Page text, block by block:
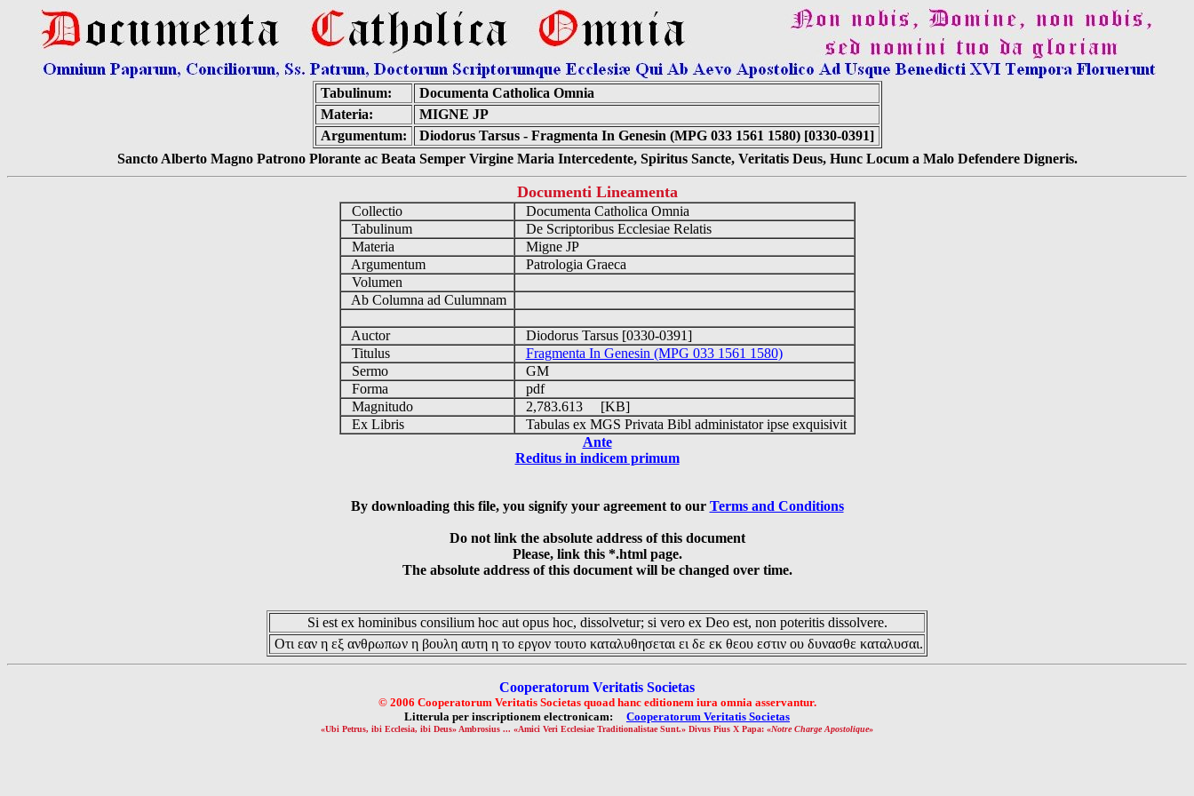
Tabulinum:
Documenta Catholica Omnia
Materia:
MIGNE JP
Argumentum:
Diodorus Tarsus - Fragmenta In Genesin (MPG 033 1561 1580) [0330-0391]
Sancto Alberto Magno Patrono Plorante ac Beata Semper Virgine Maria Intercedente, Spiritus Sancte, Veritatis Deus, Hunc Locum a Malo Defendere Digneris.
Documenti Lineamenta
Collectio
Documenta Catholica Omnia
Tabulinum
De Scriptoribus Ecclesiae Relatis
Materia
Migne JP
Argumentum
Patrologia Graeca
Volumen
Ab Columna ad Culumnam
Auctor
Diodorus Tarsus [0330-0391]
Titulus
Fragmenta In Genesin (MPG 033 1561 1580)
Sermo
GM
Forma
pdf
Magnitudo
2,783.613 [KB]
Ex Libris
Tabulas ex MGS Privata Bibl administator ipse exquisivit
Ante
Reditus in indicem primum
By downloading this file, you signify your agreement to our Terms and Conditions
Do not link the absolute address of this document
Please, link this *.html page.
The absolute address of this document will be changed over time.
Si est ex hominibus consilium hoc aut opus hoc, dissolvetur; si vero ex Deo est, non poteritis dissolvere.
Οτι εαν η εξ ανθρωπων η βουλη αυτη η το εργον τουτο καταλυθησεται ει δε εκ θεου εστιν ου δυνασθε καταλυσαι.
Cooperatorum Veritatis Societas
© 2006 Cooperatorum Veritatis Societas quoad hanc editionem iura omnia asservantur.
Litterula per inscriptionem electronicam: Cooperatorum Veritatis Societas
«Ubi Petrus, ibi Ecclesia, ibi Deus» Ambrosius ... «Amici Veri Ecclesiae Traditionalistae Sunt.» Divus Pius X Papa: «Notre Charge Apostolique»